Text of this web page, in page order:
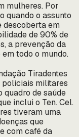
mulheres. Por
quando o assunto
descoberta em
de 90% de
a prevenção da
todo o mundo.
Tiradentes
policiais militares
quadro de saúde
inclui o Ten. Cel.
tiveram uma
que
com café da